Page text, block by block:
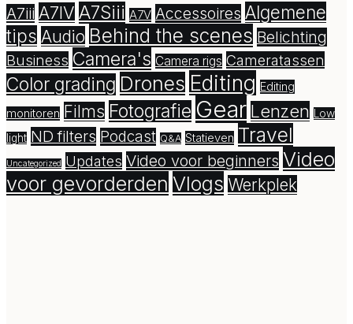
A7iii A7IV A7Siii A7V Accessoires Algemene
tips Audio Behind the scenes Belichting
Business Camera's Camera rigs Cameratassen
Color grading Drones Editing Editing
monitoren Films Fotografie Gear Lenzen
Low
light ND filters Podcast Q&A Statieven Travel
Uncategorized Updates Video voor beginners Video
voor gevorderden Vlogs Werkplek